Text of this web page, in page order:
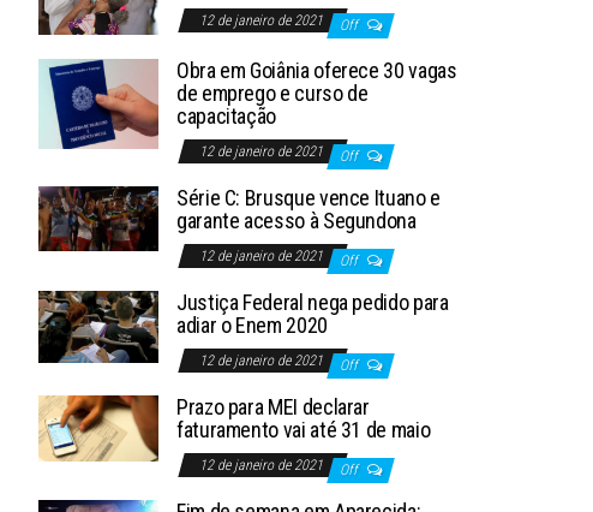
12 de janeiro de 2021 Off
Obra em Goiânia oferece 30 vagas
de emprego e curso de
capacitação
12 de janeiro de 2021 Off
Série C: Brusque vence Ituano e
garante acesso à Segundona
12 de janeiro de 2021 Off
Justiça Federal nega pedido para
adiar o Enem 2020
12 de janeiro de 2021 Off
Prazo para MEI declarar
faturamento vai até 31 de maio
12 de janeiro de 2021 Off